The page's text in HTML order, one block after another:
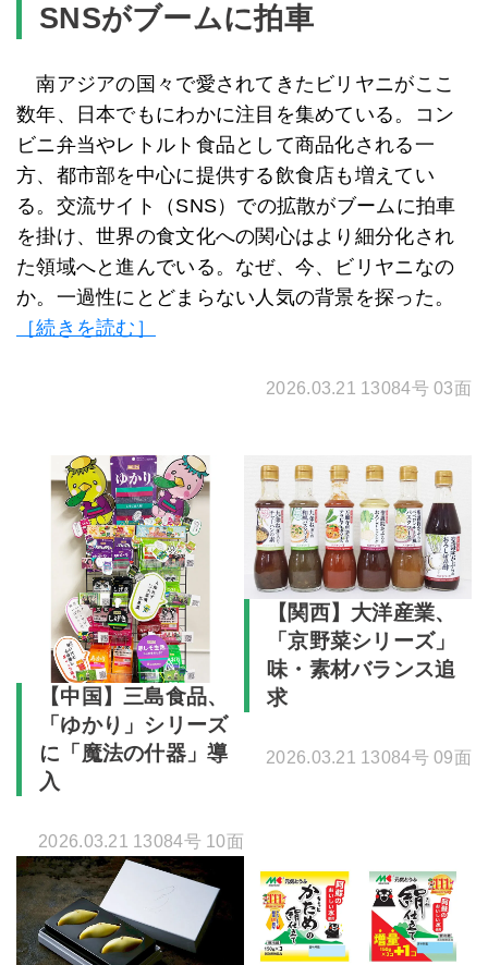
SNSがブームに拍車
南アジアの国々で愛されてきたビリヤニがここ
数年、日本でもにわかに注目を集めている。コン
ビニ弁当やレトルト食品として商品化される一
方、都市部を中心に提供する飲食店も増えてい
る。交流サイト（SNS）での拡散がブームに拍車
を掛け、世界の食文化への関心はより細分化され
た領域へと進んでいる。なぜ、今、ビリヤニなの
か。一過性にとどまらない人気の背景を探った。
［続きを読む］
2026.03.21 13084号 03面
【中国】三島食品、
「ゆかり」シリーズ
に「魔法の什器」導
入
2026.03.21 13084号 10面
【関西】大洋産業、
「京野菜シリーズ」
味・素材バランス追
求
2026.03.21 13084号 09面